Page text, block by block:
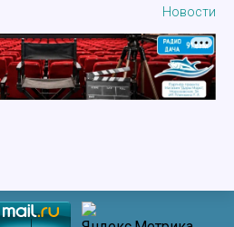
Новости